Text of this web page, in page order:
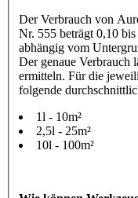
Der Verbrauch von
Nr. 555 beträgt 0,10
abhängig vom
Der genaue Verbrauch
ermitteln. Für die
folgende
1l - 10m²
2,5l - 25m²
10l - 100m²